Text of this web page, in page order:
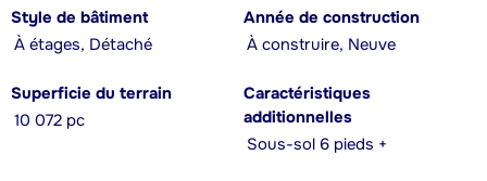
Style de bâtiment
À étages, Détaché
Année de construction
À construire, Neuve
Superficie du terrain
10 072 pc
Caractéristiques
additionnelles
Sous-sol 6 pieds +